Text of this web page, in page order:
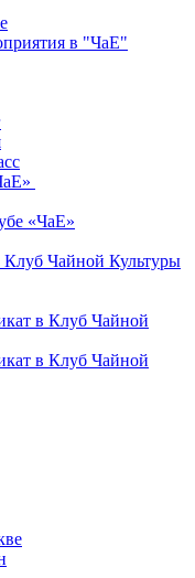
в "ЧаЕ"
«ЧаЕ»
Чайной Культуры
в Клуб Чайной
в Клуб Чайной